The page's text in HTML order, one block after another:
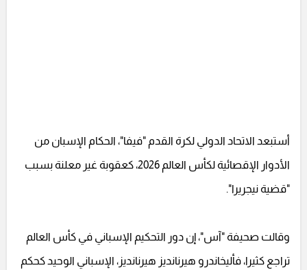
أستبعد الاتحاد الدولي لكرة القدم "فيفا"، الحكام الإسبان من
الأدوار الإقصائية لكأس العالم 2026، كعقوبة غير معلنة بسبب
"قضية نيجريرا".
وقالت صحيفة "آس"، إن دور التحكيم الإسباني في كأس العالم
تراجع كثيرا، فأليخاندرو هيرنانديز هيرنانديز، الإسباني الوحيد كحكم